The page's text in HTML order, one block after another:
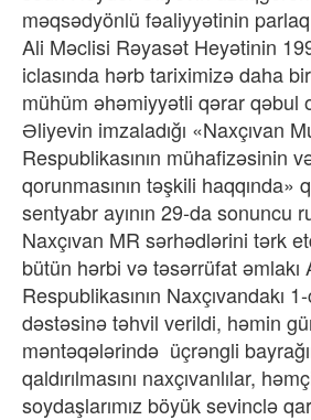
məqsədyönlü fəaliyyətinin
Ali Məclisi Rəyasət Heyətinin
iclasında hərb tariximizə daha
mühüm əhəmiyyətli qərar qəbul
Əliyevin imzaladığı «Naxçıvan
Respublikasının mühafizəsinin
qorunmasının təşkili haqqında»
sentyabr ayının 29-da sonuncu
Naxçıvan MR sərhədlərini tərk
bütün hərbi və təsərrüfat əmlakı
Respublikasının Naxçıvandakı
dəstəsinə təhvil verildi, həmin
məntəqələrində üçrəngli
qaldırılmasını naxçıvanlılar,
soydaşlarımız böyük sevinclə